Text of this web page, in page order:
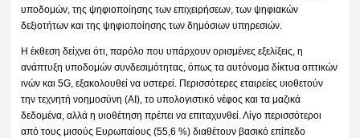
υποδομών, της ψηφιοποίησης των επιχειρήσεων, των ψηφιακών
δεξιοτήτων και της ψηφιοποίησης των δημόσιων υπηρεσιών.
Η έκθεση δείχνει ότι, παρόλο που υπάρχουν ορισμένες εξελίξεις, η
ανάπτυξη υποδομών συνδεσιμότητας, όπως τα αυτόνομα δίκτυα οπτικών
ινών και 5G, εξακολουθεί να υστερεί. Περισσότερες εταιρείες υιοθετούν
την τεχνητή νοημοσύνη (AI), το υπολογιστικό νέφος και τα μαζικά
δεδομένα, αλλά η υιοθέτηση πρέπει να επιταχυνθεί. Λίγο περισσότεροι
από τους μισούς Ευρωπαίους (55,6 %) διαθέτουν βασικό επίπεδο